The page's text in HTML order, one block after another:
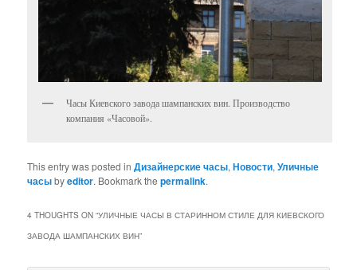
Часы Киевского завода шампанских вин. Производство
компания «Часовой».
This entry was posted inДизайнерские часы,Новости,Уличные
часыbyeditor. Bookmark thepermalink.
4 THOUGHTS ON “УЛИЧНЫЕ ЧАСЫ В СТАРИННОМ СТИЛЕ ДЛЯ КИЕВСКОГО
ЗАВОДА ШАМПАНСКИХ ВИН”